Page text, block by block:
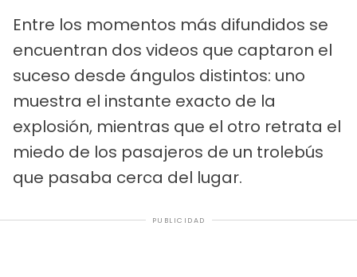
Entre los momentos más difundidos se
encuentran dos videos que captaron el
suceso desde ángulos distintos: uno
muestra el instante exacto de la
explosión, mientras que el otro retrata el
miedo de los pasajeros de un trolebús
que pasaba cerca del lugar.
PUBLICIDAD